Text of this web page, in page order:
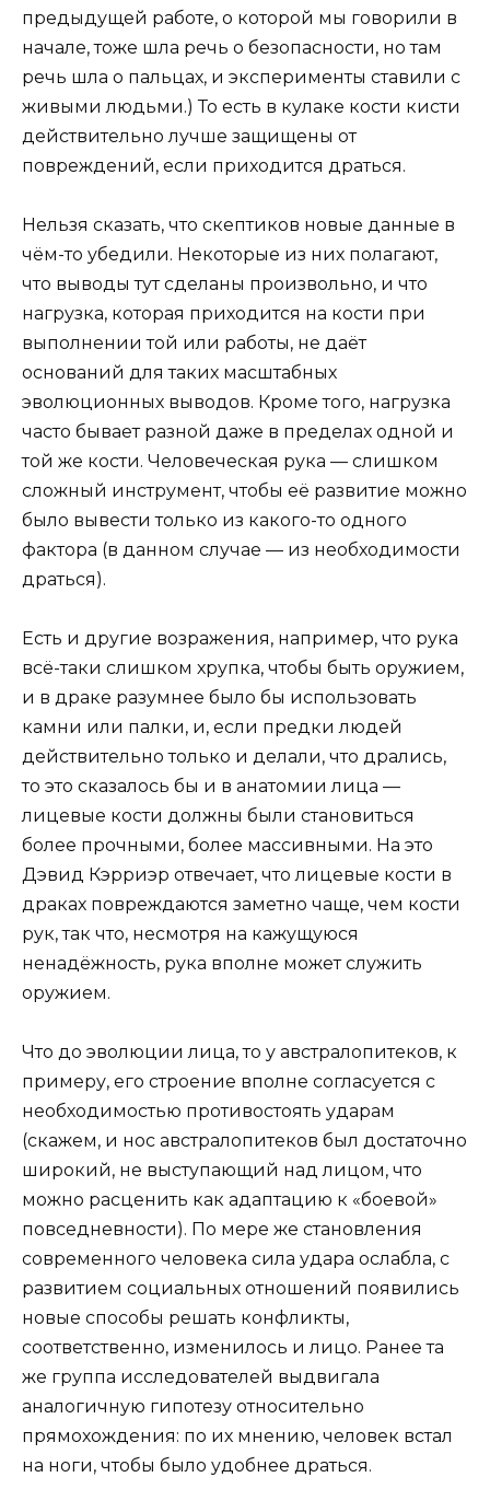
предыдущей работе, о которой мы говорили в
начале, тоже шла речь о безопасности, но там
речь шла о пальцах, и эксперименты ставили с
живыми людьми.) То есть в кулаке кости кисти
действительно лучше защищены от
повреждений, если приходится драться.
Нельзя сказать, что скептиков новые данные в
чём-то убедили. Некоторые из них полагают,
что выводы тут сделаны произвольно, и что
нагрузка, которая приходится на кости при
выполнении той или работы, не даёт
оснований для таких масштабных
эволюционных выводов. Кроме того, нагрузка
часто бывает разной даже в пределах одной и
той же кости. Человеческая рука — слишком
сложный инструмент, чтобы её развитие можно
было вывести только из какого-то одного
фактора (в данном случае — из необходимости
драться).
Есть и другие возражения, например, что рука
всё-таки слишком хрупка, чтобы быть оружием,
и в драке разумнее было бы использовать
камни или палки, и, если предки людей
действительно только и делали, что дрались,
то это сказалось бы и в анатомии лица —
лицевые кости должны были становиться
более прочными, более массивными. На это
Дэвид Кэрриэр отвечает, что лицевые кости в
драках повреждаются заметно чаще, чем кости
рук, так что, несмотря на кажущуюся
ненадёжность, рука вполне может служить
оружием.
Что до эволюции лица, то у австралопитеков, к
примеру, его строение вполне согласуется с
необходимостью противостоять ударам
(скажем, и нос австралопитеков был достаточно
широкий, не выступающий над лицом, что
можно расценить как адаптацию к «боевой»
повседневности). По мере же становления
современного человека сила удара ослабла, с
развитием социальных отношений появились
новые способы решать конфликты,
соответственно, изменилось и лицо. Ранее та
же группа исследователей выдвигала
аналогичную гипотезу относительно
прямохождения: по их мнению, человек встал
на ноги, чтобы было удобнее драться.